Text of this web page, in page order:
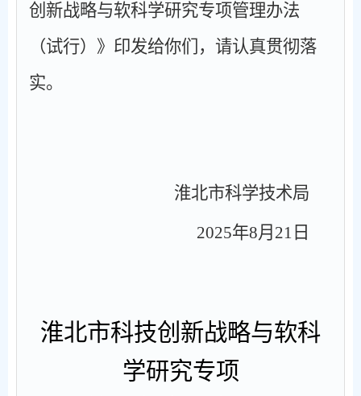
创新战略与软科学研究专项管理办法
（试行）》印发给你们，请认真贯彻落
实。
淮北市科学技术局
2025年8月 21 日
淮北市科技创新战略与软科
学研究专项